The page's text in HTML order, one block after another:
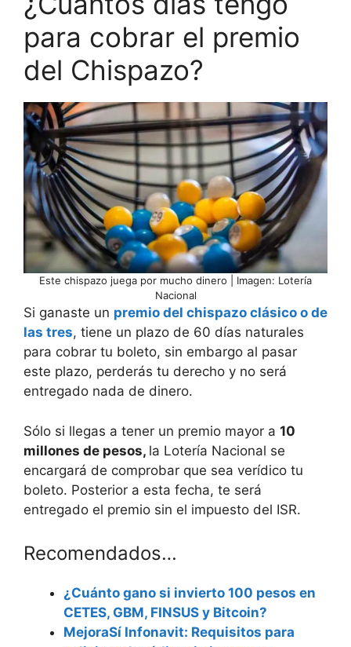
para cobrar el premio
del Chispazo?
Este chispazo juega por mucho dinero | Imagen: Lotería
Nacional
Si ganaste un premio del chispazo clásico o de
las tres, tiene un plazo de 60 días naturales
para cobrar tu boleto, sin embargo al pasar
este plazo, perderás tu derecho y no será
entregado nada de dinero.
Sólo si llegas a tener un premio mayor a 10
millones de pesos, la Lotería Nacional se
encargará de comprobar que sea verídico tu
boleto. Posterior a esta fecha, te será
entregado el premio sin el impuesto del ISR.
Recomendados…
¿Cuánto gano si invierto 100 pesos en
CETES, GBM, FINSUS y Bitcoin?
MejoraSí Infonavit: Requisitos para